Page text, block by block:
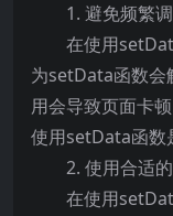
1. 避免频繁
在使用
为setData函数会
用会导致页面卡
使用setData函数
2. 使用合适
在使用